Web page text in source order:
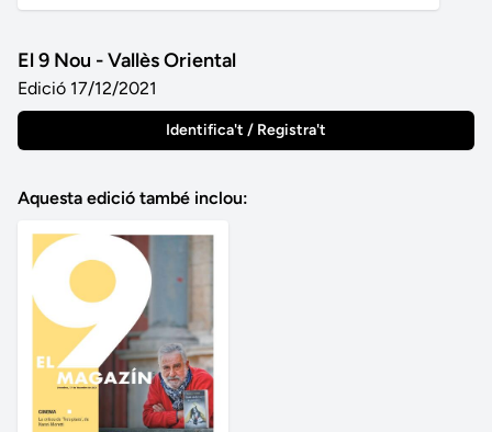
El 9 Nou - Vallès Oriental
Edició 17/12/2021
Identifica't / Registra't
Aquesta edició també inclou: